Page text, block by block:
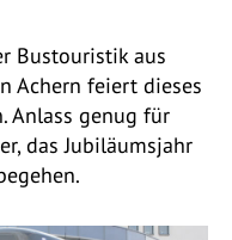
Bustouristik aus
Achern feiert dieses
Anlass genug für
das Jubiläumsjahr